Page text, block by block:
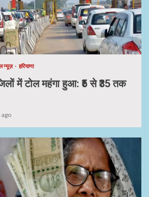
न्यूज़ हरियाणा
में टोल महंगा हुआ: ₹5 से ₹35 तक